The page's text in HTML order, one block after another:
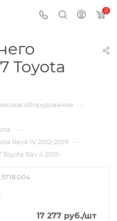
0
Toyota
оборудование —
—
Rav4 IV 2012-2019 —
Rav 4 2015-
17 277 руб./шт